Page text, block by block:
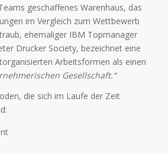
geschaffenes Warenhaus, das
im Vergleich zum Wettbewerb
ehemaliger IBM Topmanager
Drucker Society, bezeichnet eine
Arbeitsformen als einen
Gesellschaft.“
die sich im Laufe der Zeit